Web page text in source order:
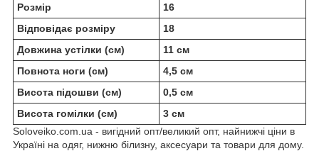
Розмір
16
Відповідає розміру
18
Довжина устілки (см)
11 см
Повнота ноги (см)
4,5 см
Висота підошви (см)
0,5 см
Висота гомілки (см)
3 см
Soloveiko.com.ua - вигідний опт/великий опт, найнижчі ціни в
Україні на одяг, нижню білизну, аксесуари та товари для дому.